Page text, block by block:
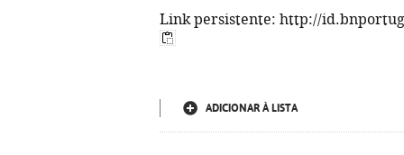
Link persistente: http://
ADICIONAR À LISTA